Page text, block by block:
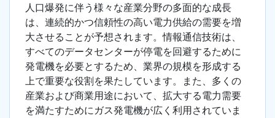
人口爆発に伴う様々な産業分野の多面的な成長
は、連続的かつ信頼性の高い電力供給の需要を増
大させることが予想されます。情報通信技術は、
すべてのデータセンターが停電を回避するために
発電機を必要とするため、業界の規模を形成する
上で重要な役割を果たしています。また、多くの
産業および商業用途において、拡大する電力需要
を満たすためにガス発電機が広く利用されていま